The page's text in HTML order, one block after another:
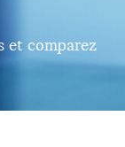
et comparez